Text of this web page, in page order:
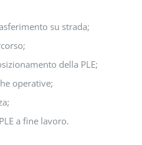
su strada;
della PLE;
operative;
a fine lavoro.